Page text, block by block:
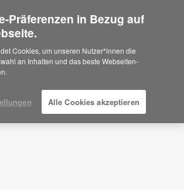
Are you in United States?
Would you like to see Products we sell in
your region?
Americas
Español
Präferenzen in Bezug auf
Cookies, um unseren Nutzer*innen die
an Inhalten und das beste Webseiten-
Alle Cookies akzeptieren